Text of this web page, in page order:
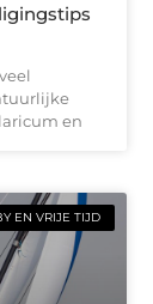
en
EN VRIJE TIJD